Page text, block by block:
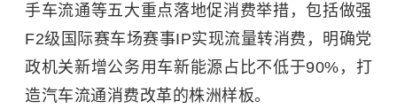
手车流通等五大重点落地促消费举措，包括做强
F2级国际赛车场赛事IP实现流量转消费，明确党
政机关新增公务用车新能源占比不低于90%，打
造汽车流通消费改革的株洲样板。